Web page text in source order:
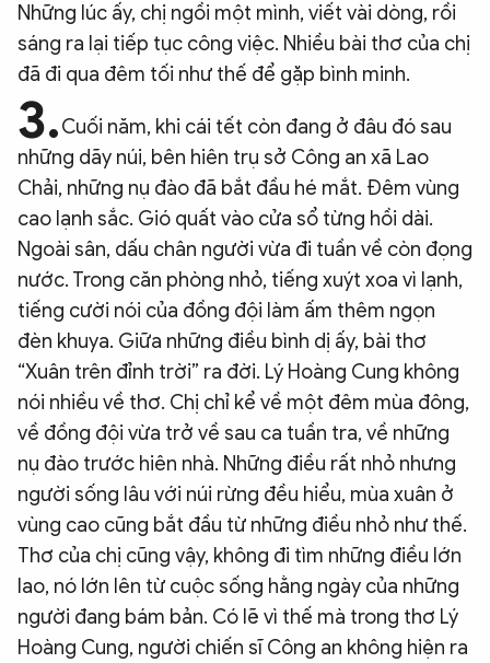
Những lúc ấy, chị ngồi một mình, viết vài dòng, rồi
sáng ra lại tiếp tục công việc. Nhiều bài thơ của chị
đã đi qua đêm tối như thế để gặp bình minh.
3.Cuối năm, khi cái tết còn đang ở đâu đó sau
những dãy núi, bên hiên trụ sở Công an xã Lao
Chải, những nụ đào đã bắt đầu hé mắt. Đêm vùng
cao lạnh sắc. Gió quất vào cửa sổ từng hồi dài.
Ngoài sân, dấu chân người vừa đi tuần về còn đọng
nước. Trong căn phòng nhỏ, tiếng xuýt xoa vì lạnh,
tiếng cười nói của đồng đội làm ấm thêm ngọn
đèn khuya. Giữa những điều bình dị ấy, bài thơ
“Xuân trên đỉnh trời” ra đời. Lý Hoàng Cung không
nói nhiều về thơ. Chị chỉ kể về một đêm mùa đông,
về đồng đội vừa trở về sau ca tuần tra, về những
nụ đào trước hiên nhà. Những điều rất nhỏ nhưng
người sống lâu với núi rừng đều hiểu, mùa xuân ở
vùng cao cũng bắt đầu từ những điều nhỏ như thế.
Thơ của chị cũng vậy, không đi tìm những điều lớn
lao, nó lớn lên từ cuộc sống hằng ngày của những
người đang bám bản. Có lẽ vì thế mà trong thơ Lý
Hoàng Cung, người chiến sĩ Công an không hiện ra